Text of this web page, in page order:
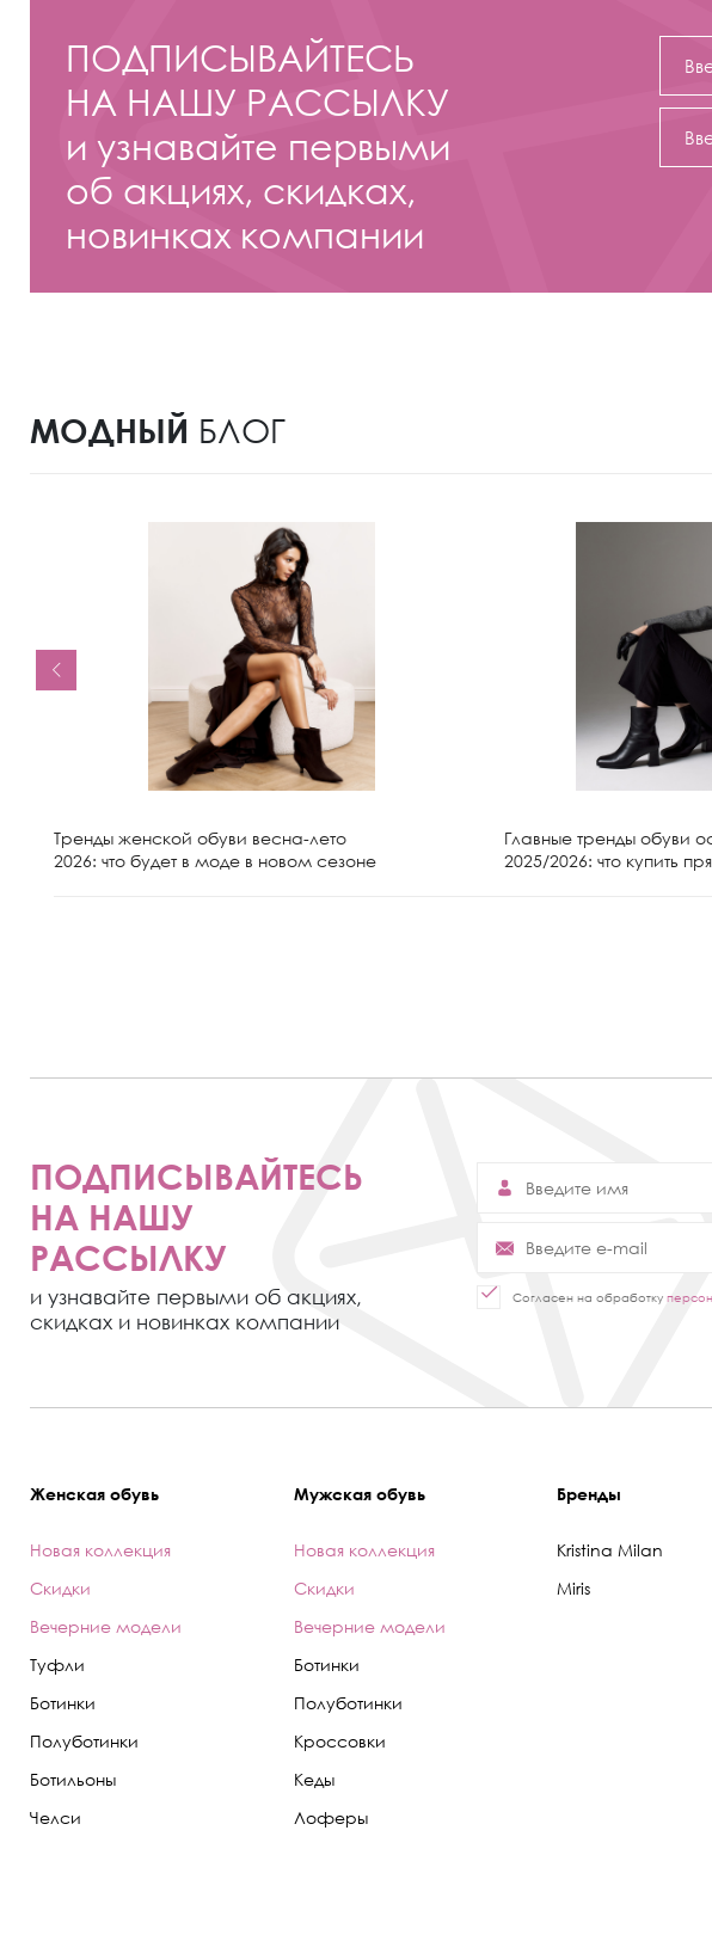
ПОДПИСЫВАЙТЕСЬ
НА НАШУ РАССЫЛКУ
и узнавайте первыми
об акциях, скидках,
новинках компании
МОДНЫЙ БЛОГ
Тренды женской обуви весна-лето
2026: что будет в моде в новом сезоне
Главные тренды обуви
2025/2026: что купить
ПОДПИСЫВАЙТЕСЬ
НА НАШУ
РАССЫЛКУ
и узнавайте первыми об акциях,
скидках и новинках компании
Согласен на обработку
Женская обувь
Новая коллекция
Скидки
Вечерние модели
Туфли
Ботинки
Полуботинки
Ботильоны
Челси
Мужская обувь
Новая коллекция
Скидки
Вечерние модели
Ботинки
Полуботинки
Кроссовки
Кеды
Лоферы
Бренды
Kristina Milan
Miris